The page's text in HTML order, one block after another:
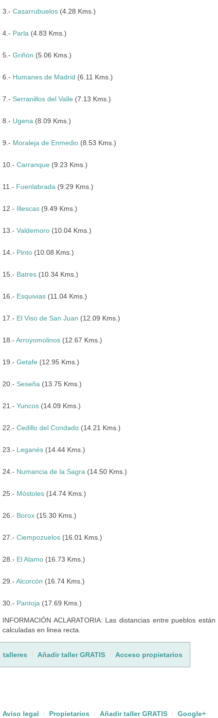
3.- Casarrubuelos (4.28 Kms.)
4.- Parla (4.83 Kms.)
5.- Griñón (5.06 Kms.)
6.- Humanes de Madrid (6.11 Kms.)
7.- Serranillos del Valle (7.13 Kms.)
8.- Ugena (8.09 Kms.)
9.- Moraleja de Enmedio (8.53 Kms.)
10.- Carranque (9.23 Kms.)
11.- Fuenlabrada (9.29 Kms.)
12.- Illescas (9.49 Kms.)
13.- Valdemoro (10.04 Kms.)
14.- Pinto (10.08 Kms.)
15.- Batres (10.34 Kms.)
16.- Esquivias (11.04 Kms.)
17.- El Viso de San Juan (12.09 Kms.)
18.- Arroyomolinos (12.67 Kms.)
19.- Getafe (12.95 Kms.)
20.- Seseña (13.75 Kms.)
21.- Yuncos (14.09 Kms.)
22.- Cedillo del Condado (14.21 Kms.)
23.- Leganés (14.44 Kms.)
24.- Numancia de la Sagra (14.50 Kms.)
25.- Móstoles (14.74 Kms.)
26.- Borox (15.30 Kms.)
27.- Ciempozuelos (16.01 Kms.)
28.- El Alamo (16.73 Kms.)
29.- Alcorcón (16.74 Kms.)
30.- Pantoja (17.69 Kms.)
INFORMACIÓN ACLARATORIA: Las distancias entre pueblos están
calculadas en linea recta.
talleres Añadir taller GRATIS Acceso propietarios
Aviso legal Propietarios Añadir taller GRATIS Google+